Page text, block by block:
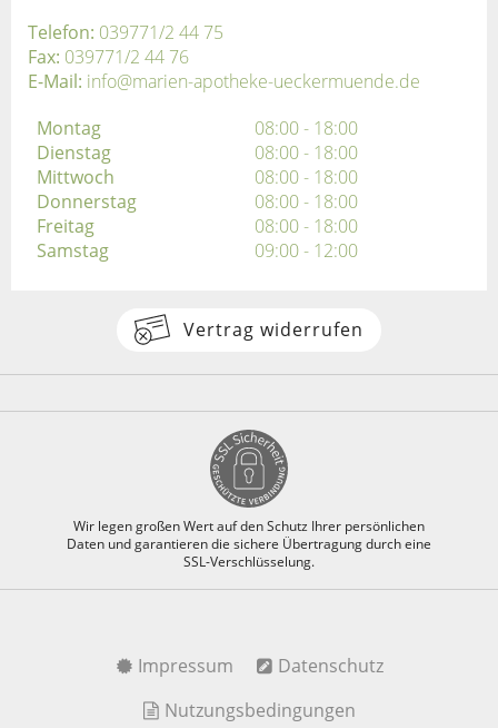
Telefon: 039771/2 44 75
Fax: 039771/2 44 76
E-Mail: info@marien-apotheke-ueckermuende.de
Montag
08:00 - 18:00
Dienstag
08:00 - 18:00
Mittwoch
08:00 - 18:00
Donnerstag
08:00 - 18:00
Freitag
08:00 - 18:00
Samstag
09:00 - 12:00
Vertrag widerrufen
Wir legen großen Wert auf den Schutz Ihrer persönlichen
Daten und garantieren die sichere Übertragung durch eine
SSL-Verschlüsselung.
Impressum
Datenschutz
Nutzungsbedingungen